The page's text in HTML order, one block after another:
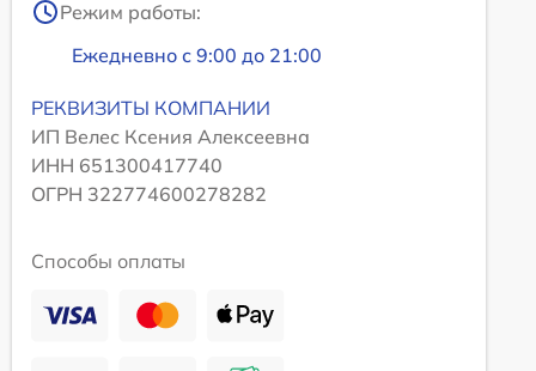
Режим работы:
Ежедневно с 9:00 до 21:00
РЕКВИЗИТЫ КОМПАНИИ
ИП Велес Ксения Алексеевна
ИНН 651300417740
ОГРН 322774600278282
Способы оплаты